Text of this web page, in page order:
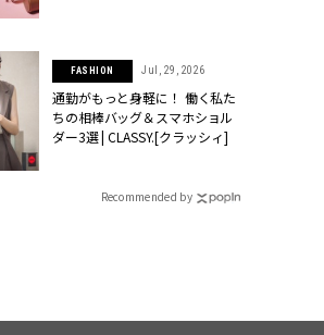
FASHION Jul, 29, 2026
通勤がもっと身軽に！ 働く私た
ちの相棒バッグ＆スマホショル
ダー3選 | CLASSY.[クラッシィ]
Recommended by